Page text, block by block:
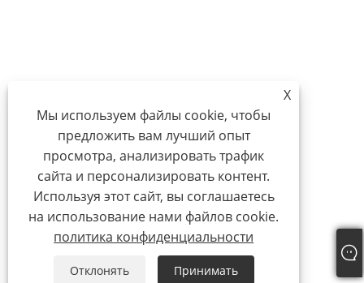
X
Мы используем файлы cookie, чтобы
предложить вам лучший опыт
просмотра, анализировать трафик
сайта и персонализировать контент.
Используя этот сайт, вы соглашаетесь
на использование нами файлов cookie.
политика конфиденциальности
Отклонять Принимать